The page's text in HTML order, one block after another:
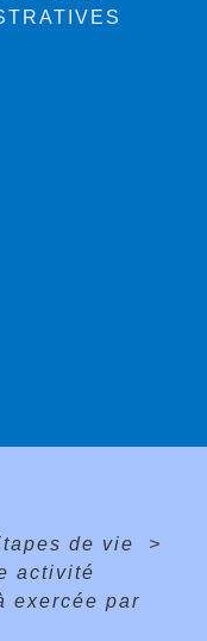
de vie
>
activité
exercée par